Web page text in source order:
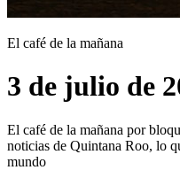
El café de la mañana
3 de julio de
El café de la mañana por
noticias de Quintana Roo, lo
mundo